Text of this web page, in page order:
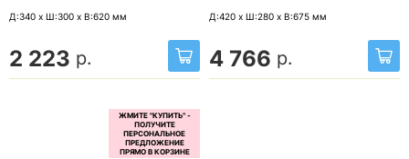
Д:340 x Ш:300 x В:620 мм
2 223 р.
Д:420 x Ш:280 x В:675 мм
4 766 р.